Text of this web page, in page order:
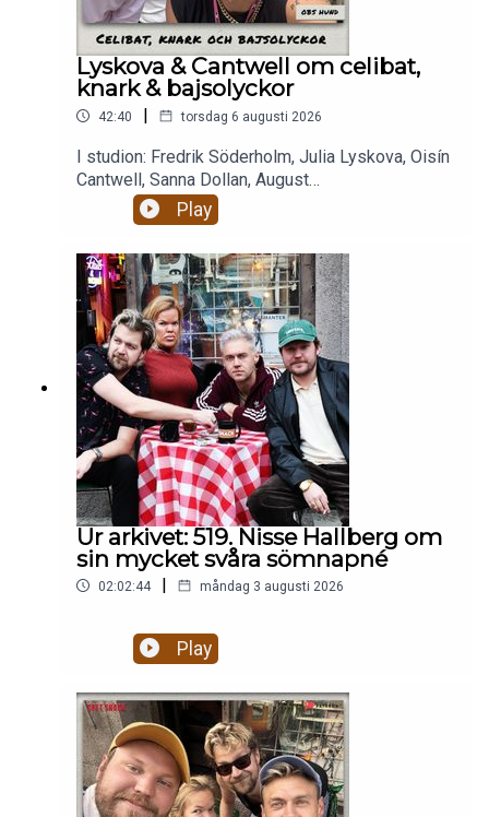
Lyskova & Cantwell om celibat,
knark & bajsolyckor
42:40 | torsdag 6 augusti 2026
I studion: Fredrik Söderholm, Julia Lyskova, Oisín
Cantwell, Sanna Dollan, August
BohlinBajsolyckor. Livets största smärtor.Alkohol,
droger och RISKbruk.Celibat och berakups.Nästan
alla blir och ju mer dement kantarell
blir.Enjoy! Stötta oss på patreon.com/gottsnack
och få HELA avsnittet!
Play
Ur arkivet: 519. Nisse Hallberg om
sin mycket svåra sömnapné
02:02:44 | måndag 3 augusti 2026
Play